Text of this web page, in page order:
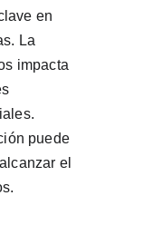
en
La
impacta
puede
el